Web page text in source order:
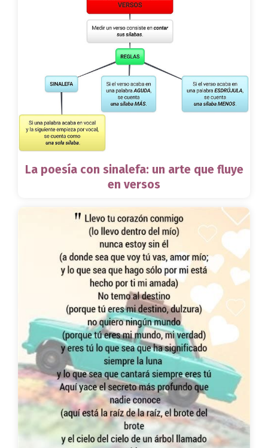
La poesía con sinalefa: un arte que fluye
en versos